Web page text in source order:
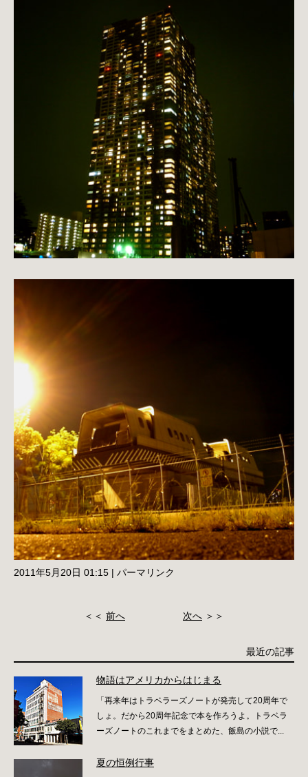
2011年5月20日 01:15 | パーマリンク
＜＜ 前へ 次へ ＞＞
最近の記事
物語はアメリカからはじまる
「再来年はトラベラーズノートが発売して20周年で
しょ。だから20周年記念で本を作ろうよ。トラベラ
ーズノートのこれまでをまとめた、飯島の小説で...
夏の恒例行事